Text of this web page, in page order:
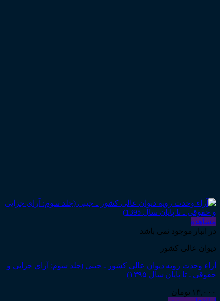
مشاهده
در انبار موجود نمی باشد
دیوان عالی کشور
آراء وحدت رویه دیوان عالی کشور ـ جیبی (جلد سوم: آرای جزایی و
حقوقی ـ تا پایان سال ۱۳۹۵)
۱۳,۰۰۰ تومان